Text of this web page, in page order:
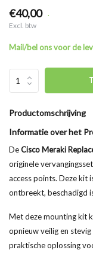
€40,00 .
Excl. btw
Mail/bel ons voor de
Productomschrijving
Informatie over het
DeCisco Meraki
originele
access points. Deze kit
ontbreekt, beschadigd
Met deze mounting kit
opnieuw veilig en
praktische oplossing